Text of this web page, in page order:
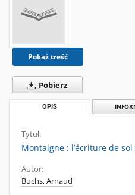
Pokaż treść
Pobierz
OPIS
Tytuł:
Montaigne : l’écriture de
Autor:
Buchs, Arnaud